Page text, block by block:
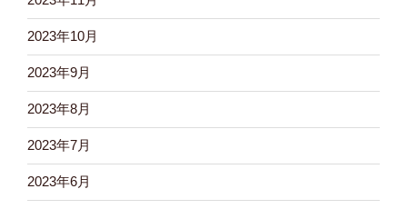
2023年10月
2023年9月
2023年8月
2023年7月
2023年6月